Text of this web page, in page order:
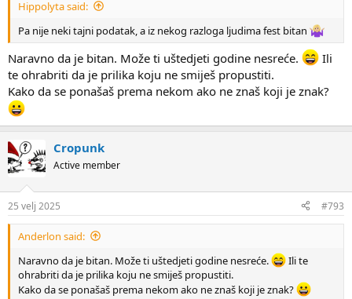
Hippolyta said:
Pa nije neki tajni podatak, a iz nekog razloga ljudima fest bitan
Naravno da je bitan. Može ti uštedjeti godine nesreće.
Ili
te ohrabriti da je prilika koju ne smiješ propustiti.
Kako da se ponašaš prema nekom ako ne znaš koji je znak?
Cropunk
Active member
25 velj 2025 #793
Anderlon said:
Naravno da je bitan. Može ti uštedjeti godine nesreće.
Ili te
ohrabriti da je prilika koju ne smiješ propustiti.
Kako da se ponašaš prema nekom ako ne znaš koji je znak?